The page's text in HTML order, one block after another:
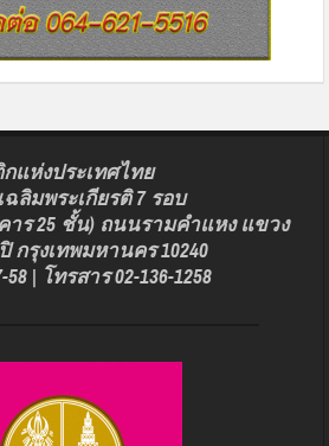
แห่งประเทศไทย
ลิมพระเกียรติ 7 รอบ
าร 25 ชั้น) ถนนรามคำแหง แขวง
กรุงเทพมหานคร 10240
| โทรสาร 02-136-1258